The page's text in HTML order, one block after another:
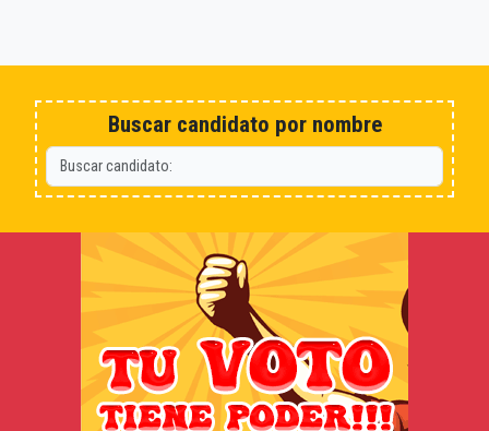
Buscar candidato por nombre